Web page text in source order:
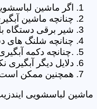
اگر ماشین
چنانچه ماشین
شیر برقی دستگاه
چنانچه شلنگ های
.چنانچه دکمه
دلایل دیگر
همچنین ممکن است
ماشین لباسشویی